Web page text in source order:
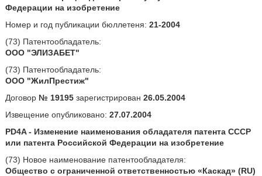
Федерации на изобретение
Номер и год публикации бюллетеня: 21-2004
(73) Патентообладатель:
ООО "ЭЛИЗАБЕТ"
(73) Патентообладатель:
ООО "ЖилПрестиж"
Договор № 19195зарегистрирован 26.05.2004
Извещение опубликовано: 27.07.2004
PD4A - Изменение наименования обладателя патента СССР
или патента Российской Федерации на изобретение
(73) Новое наименование патентообладателя:
Общество с ограниченной ответственностью «Каскад» (RU)